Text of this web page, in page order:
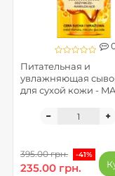
Питательная и
увлажняющая
для сухой кожи -
395.00 грн. -41%
235.00 грн.